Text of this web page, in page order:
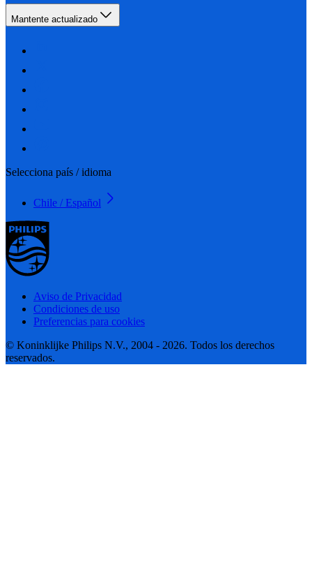
Mantente actualizado
Selecciona país / idioma
Chile / Español
Aviso de Privacidad
Condiciones de uso
Preferencias para cookies
© Koninklijke Philips N.V., 2004 - 2026. Todos los derechos
reservados.